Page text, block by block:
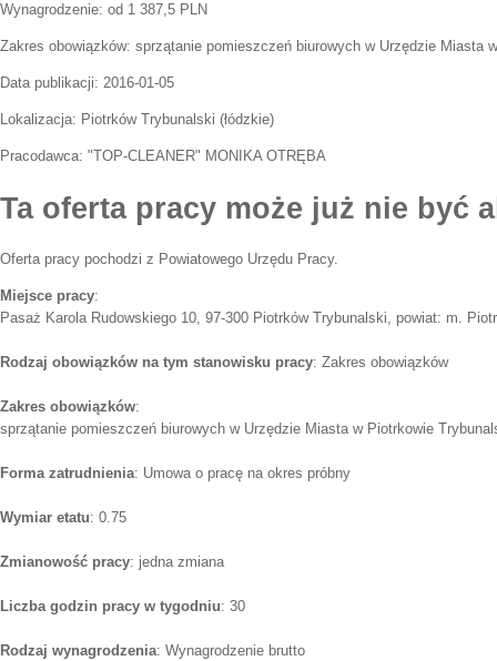
Wynagrodzenie: od 1 387,5 PLN
Zakres obowiązków: sprzątanie pomieszczeń biurowych w Urzędzie Miasta
Data publikacji: 2016-01-05
Lokalizacja: Piotrków Trybunalski (łódzkie)
Pracodawca: "TOP-CLEANER" MONIKA OTRĘBA
Ta oferta pracy może już nie być
Oferta pracy pochodzi z Powiatowego Urzędu Pracy.
Miejsce pracy:
Pasaż Karola Rudowskiego 10, 97-300 Piotrków Trybunalski, powiat: m.
Rodzaj obowiązków na tym stanowisku pracy: Zakres obowiązków
Zakres obowiązków:
sprzątanie pomieszczeń biurowych w Urzędzie Miasta w Piotrkowie
Forma zatrudnienia: Umowa o pracę na okres próbny
Wymiar etatu: 0.75
Zmianowość pracy: jedna zmiana
Liczba godzin pracy w tygodniu: 30
Rodzaj wynagrodzenia: Wynagrodzenie brutto